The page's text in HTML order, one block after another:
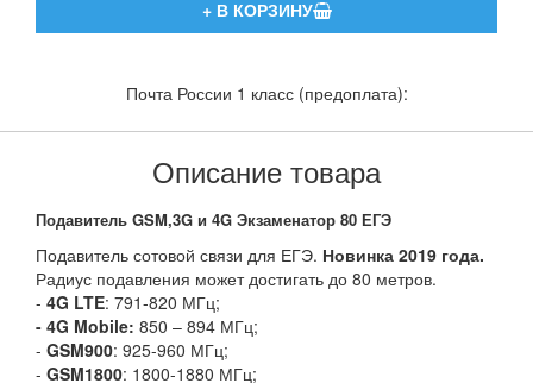
Почта России 1 класс (предоплата):
Описание товара
Подавитель GSM,3G и 4G Экзаменатор 80 ЕГЭ
Подавитель сотовой связи для ЕГЭ. Новинка 2019 года.
Радиус подавления может достигать до 80 метров.
- 4G LTE: 791-820 МГц;
- 4G Mobile: 850 – 894 МГц;
- GSM900: 925-960 МГц;
- GSM1800: 1800-1880 МГц;